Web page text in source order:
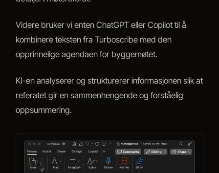
Videre bruker vi enten ChatGPT eller Copilot til å
kombinere teksten fra Turboscribe med den
opprinnelige agendaen for byggemøtet.
KI-en analyserer og strukturerer informasjonen slik at
referatet gir en sammenhengende og forståelig
oppsummering.